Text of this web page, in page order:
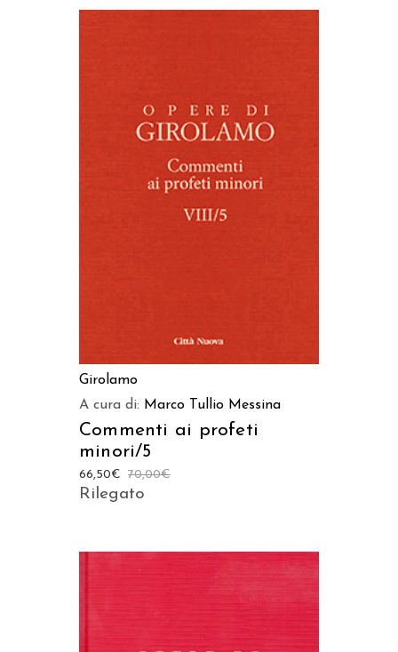
AGGIUNGI AL CARRELLO
Girolamo
A cura di: Marco Tullio Messina
Commenti ai profeti
minori/5
70,00€
66,50€
Rilegato